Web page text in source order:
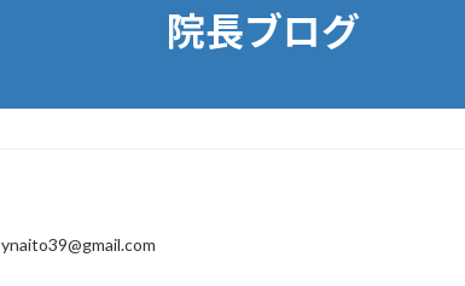
院長ブログ
ynaito39@gmail.com